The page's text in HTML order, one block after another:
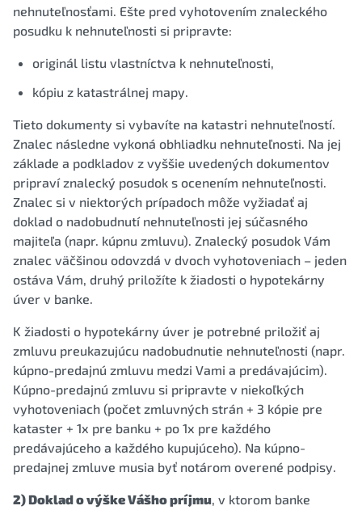
nehnuteľnosťami. Ešte pred vyhotovením znaleckého
posudku k nehnuteľnosti si pripravte:
originál listu vlastníctva k nehnuteľnosti,
kópiu z katastrálnej mapy.
Tieto dokumenty si vybavíte na katastri nehnuteľností.
Znalec následne vykoná obhliadku nehnuteľnosti. Na jej
základe a podkladov z vyššie uvedených dokumentov
pripraví znalecký posudok s ocenením nehnuteľnosti.
Znalec si v niektorých prípadoch môže vyžiadať aj
doklad o nadobudnutí nehnuteľnosti jej súčasného
majiteľa (napr. kúpnu zmluvu). Znalecký posudok Vám
znalec väčšinou odovzdá v dvoch vyhotoveniach – jeden
ostáva Vám, druhý priložíte k žiadosti o hypotekárny
úver v banke.
K žiadosti o hypotekárny úver je potrebné priložiť aj
zmluvu preukazujúcu nadobudnutie nehnuteľnosti (napr.
kúpno-predajnú zmluvu medzi Vami a predávajúcim).
Kúpno-predajnú zmluvu si pripravte v niekoľkých
vyhotoveniach (počet zmluvných strán + 3 kópie pre
kataster + 1x pre banku + po 1x pre každého
predávajúceho a každého kupujúceho). Na kúpno-
predajnej zmluve musia byť notárom overené podpisy.
2) Doklad o výške Vášho príjmu, v ktorom banke